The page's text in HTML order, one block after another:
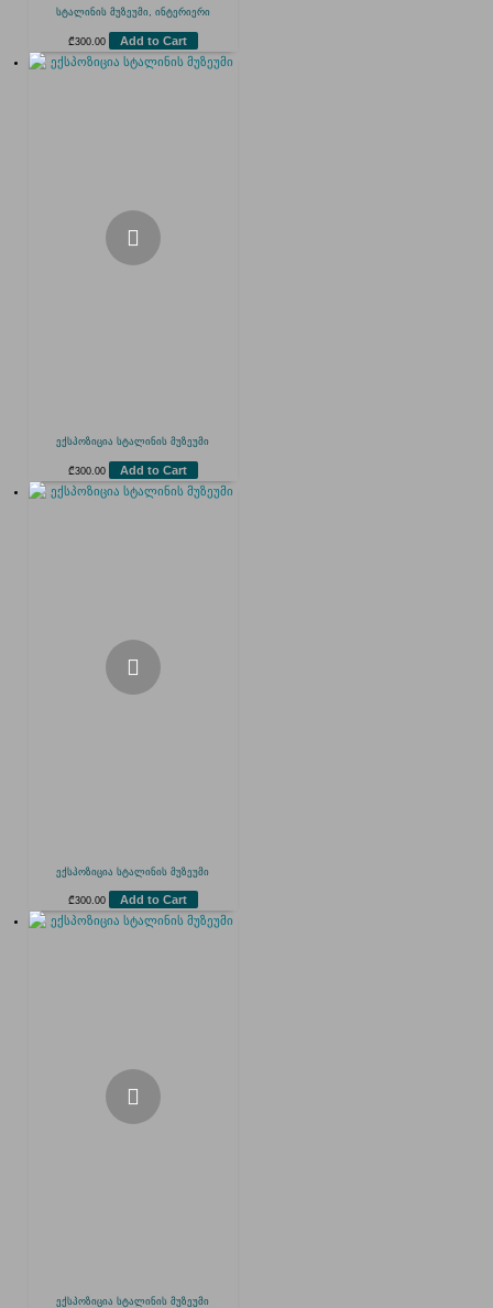
სტალინის მუზეუმი, ინტერიერი
₾300.00 Add to Cart
ექსპოზიცია სტალინის მუზეუმი
₾300.00 Add to Cart
ექსპოზიცია სტალინის მუზეუმი
₾300.00 Add to Cart
ექსპოზიცია სტალინის მუზეუმი